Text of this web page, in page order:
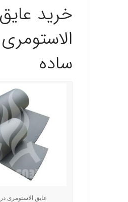
خرید عایق
ساده
عایق الاستومری